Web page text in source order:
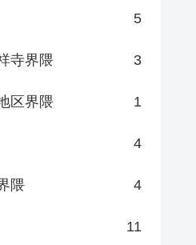
5
寺界隈 3
区界隈 1
4
隈 4
11